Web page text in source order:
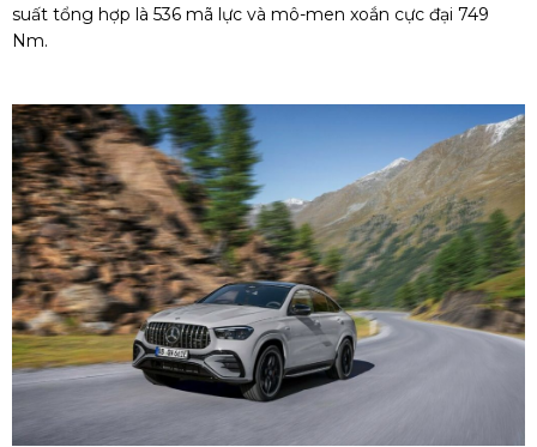
suất tổng hợp là 536 mã lực và mô-men xoắn cực đại 749
Nm.